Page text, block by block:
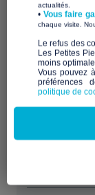
actualités.
​• Vous faire
chaque visite.
​Le refus des
Les Petites
moins
Vous pouvez
préférences
politique de